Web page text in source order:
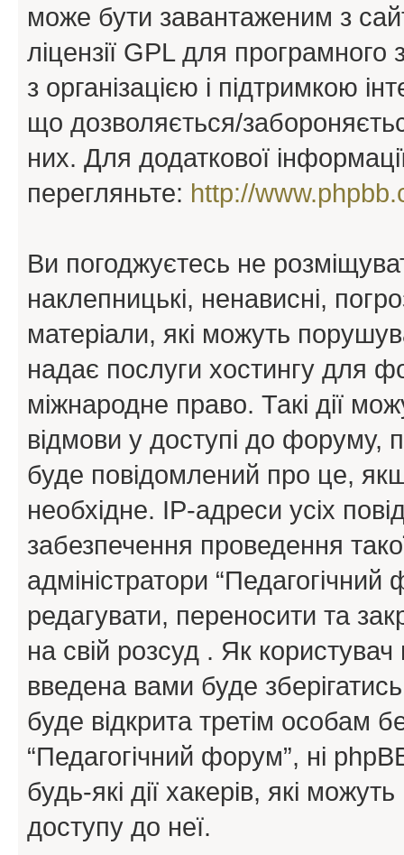
може бути завантаженим з
ліцензії GPL для
з організацією і підтримкою
що дозволяється/
них. Для додаткової
перегляньте: http://
Ви погоджуєтесь не
наклепницькі, ненависні,
матеріали, які можуть
надає послуги хостингу для
міжнародне право. Такі дії
відмови у доступі до форуму,
буде повідомлений про це,
необхідне. IP-адреси усіх
забезпечення проведення
адміністратори
редагувати, переносити та
на свій розсуд . Як
введена вами буде
буде відкрита третім особам
“Педагогічний форум”, ні
будь-які дії хакерів, які
доступу до неї.